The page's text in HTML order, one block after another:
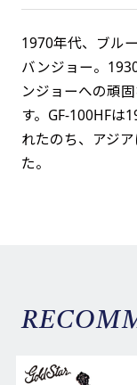
1970年代、ブル
バンジョー。
ンジョーへの頑
す。GF-100HFは
れたのち、アジ
た。